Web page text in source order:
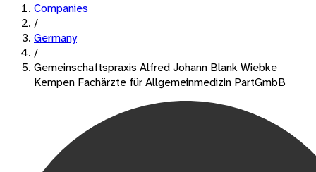
Companies
/
Germany
/
Gemeinschaftspraxis Alfred Johann Blank Wiebke
Kempen Fachärzte für Allgemeinmedizin PartGmbB